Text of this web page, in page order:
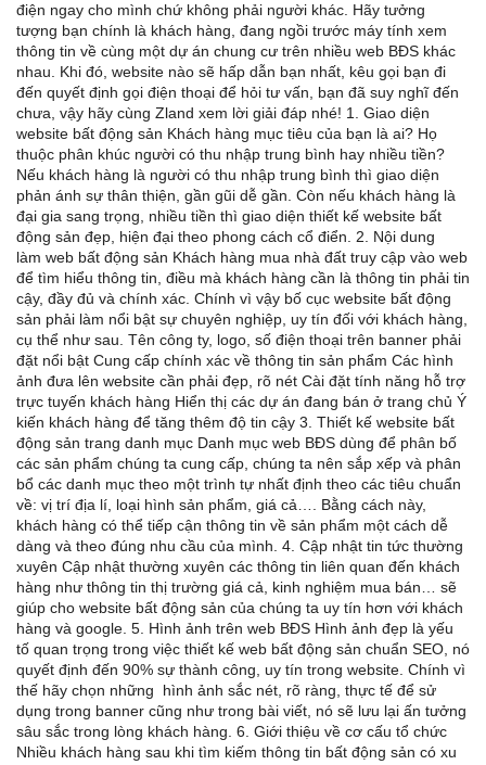
điện ngay cho mình chứ không phải người khác. Hãy tưởng
tượng bạn chính là khách hàng, đang ngồi trước máy tính xem
thông tin về cùng một dự án chung cư trên nhiều web BĐS khác
nhau. Khi đó, website nào sẽ hấp dẫn bạn nhất, kêu gọi bạn đi
đến quyết định gọi điện thoại để hỏi tư vấn, bạn đã suy nghĩ đến
chưa, vậy hãy cùng Zland xem lời giải đáp nhé! 1. Giao diện
website bất động sản Khách hàng mục tiêu của bạn là ai? Họ
thuộc phân khúc người có thu nhập trung bình hay nhiều tiền?
Nếu khách hàng là người có thu nhập trung bình thì giao diện
phản ánh sự thân thiện, gần gũi dễ gần. Còn nếu khách hàng là
đại gia sang trọng, nhiều tiền thì giao diện thiết kế website bất
động sản đẹp, hiện đại theo phong cách cổ điển. 2. Nội dung
làm web bất động sản Khách hàng mua nhà đất truy cập vào web
để tìm hiểu thông tin, điều mà khách hàng cần là thông tin phải tin
cậy, đầy đủ và chính xác. Chính vì vậy bố cục website bất động
sản phải làm nổi bật sự chuyên nghiệp, uy tín đối với khách hàng,
cụ thể như sau. Tên công ty, logo, số điện thoại trên banner phải
đặt nổi bật Cung cấp chính xác về thông tin sản phẩm Các hình
ảnh đưa lên website cần phải đẹp, rõ nét Cài đặt tính năng hỗ trợ
trực tuyến khách hàng Hiển thị các dự án đang bán ở trang chủ Ý
kiến khách hàng để tăng thêm độ tin cậy 3. Thiết kế website bất
động sản trang danh mục Danh mục web BĐS dùng để phân bố
các sản phẩm chúng ta cung cấp, chúng ta nên sắp xếp và phân
bổ các danh mục theo một trình tự nhất định theo các tiêu chuẩn
về: vị trí địa lí, loại hình sản phẩm, giá cả…. Bằng cách này,
khách hàng có thể tiếp cận thông tin về sản phẩm một cách dễ
dàng và theo đúng nhu cầu của mình. 4. Cập nhật tin tức thường
xuyên Cập nhật thường xuyên các thông tin liên quan đến khách
hàng như thông tin thị trường giá cả, kinh nghiệm mua bán… sẽ
giúp cho website bất động sản của chúng ta uy tín hơn với khách
hàng và google. 5. Hình ảnh trên web BĐS Hình ảnh đẹp là yếu
tố quan trọng trong việc thiết kế web bất động sản chuẩn SEO, nó
quyết định đến 90% sự thành công, uy tín trong website. Chính vì
thế hãy chọn những hình ảnh sắc nét, rõ ràng, thực tế để sử
dụng trong banner cũng như trong bài viết, nó sẽ lưu lại ấn tưởng
sâu sắc trong lòng khách hàng. 6. Giới thiệu về cơ cấu tổ chức
Nhiều khách hàng sau khi tìm kiếm thông tin bất động sản có xu